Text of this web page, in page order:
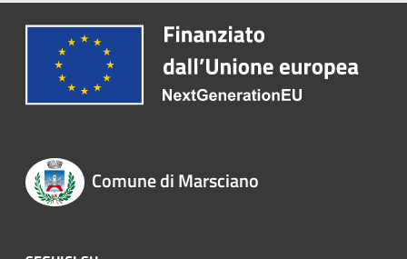
Comune di Marsciano